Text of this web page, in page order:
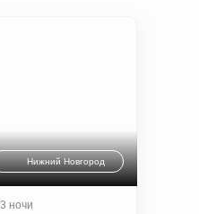
ночи
Нижний Новгород